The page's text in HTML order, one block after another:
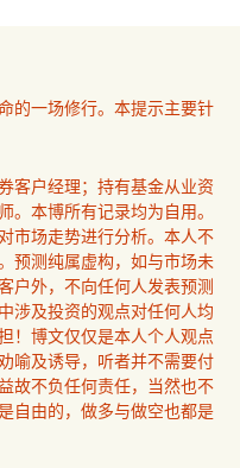
的一场修行。本提示主要针
客户经理；持有基金从业资
。本博所有记录均为自用。
市场走势进行分析。本人不
预测纯属虚构，如与市场未
户外，不向任何人发表预测
涉及投资的观点对任何人均
！博文仅仅是本人个人观点
喻及诱导，听者并不需要付
故不负任何责任，当然也不
自由的，做多与做空也都是